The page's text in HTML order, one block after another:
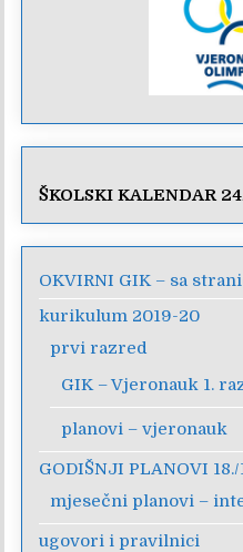
ŠKOLSKI KALENDAR
OKVIRNI GIK – sa
kurikulum 2019-20
prvi razred
GIK – Vjeronauk 1.
planovi – vjeronauk
GODIŠNJI PLANOVI 18./
mjesečni planovi –
ugovori i pravilnici